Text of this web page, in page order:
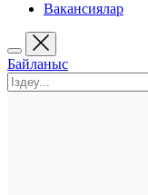
Вакансиялар
Байланыс